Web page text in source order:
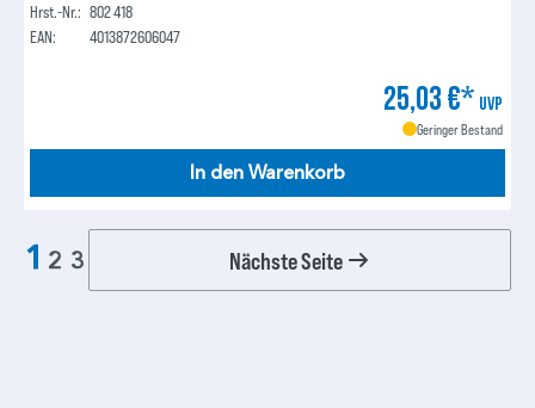
Hrst.-Nr.: 802 418
EAN:
4013872606047
25,03 €* UVP
Geringer Bestand
In den Warenkorb
1 2 3 Nächste Seite